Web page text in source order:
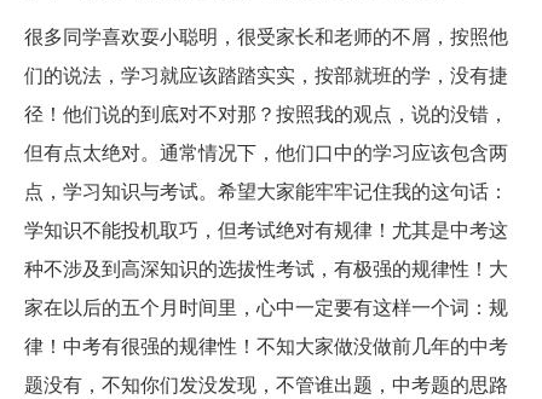
很多同学喜欢耍小聪明，很受家长和老师的不屑，按照他
们的说法，学习就应该踏踏实实，按部就班的学，没有捷
径！他们说的到底对不对那？按照我的观点，说的没错，
但有点太绝对。通常情况下，他们口中的学习应该包含两
点，学习知识与考试。希望大家能牢牢记住我的这句话：
学知识不能投机取巧，但考试绝对有规律！尤其是中考这
种不涉及到高深知识的选拔性考试，有极强的规律性！大
家在以后的五个月时间里，心中一定要有这样一个词：规
律！中考有很强的规律性！不知大家做没做前几年的中考
题没有，不知你们发没发现，不管谁出题，中考题的思路